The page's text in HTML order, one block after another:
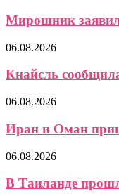
Мирошник
06.08.2026
Кнайсль
06.08.2026
Иран и Оман
06.08.2026
В Таиланде